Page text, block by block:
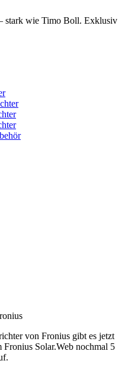
stark wie Timo Boll. Exklusiv
von Fronius gibt es jetzt
Solar.Web nochmal 5